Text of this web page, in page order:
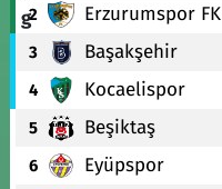
2 Erzurumspor FK
3 Başakşehir
4 Kocaelispor
5 Beşiktaş
6 Eyüpspor